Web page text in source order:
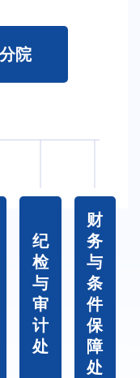
院
纪
检
与
审
计
处
财
务
与
条
件
保
障
处